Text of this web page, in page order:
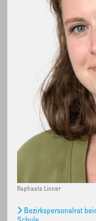
Raphaela Linner
Bezirkspersonalrat